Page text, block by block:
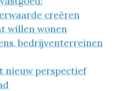
creëren
willen wonen
bedrijventerreinen
nieuw perspectief